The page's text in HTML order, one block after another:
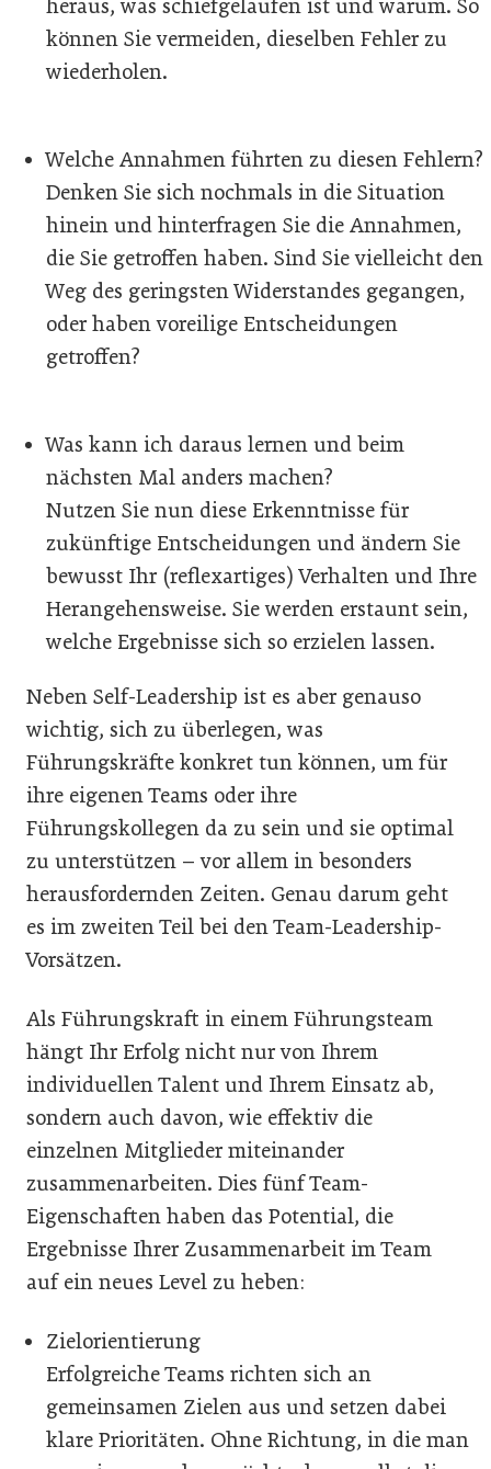
heraus, was schiefgelaufen ist und warum. So
können Sie vermeiden, dieselben Fehler zu
wiederholen.
Welche Annahmen führten zu diesen Fehlern?
Denken Sie sich nochmals in die Situation
hinein und hinterfragen Sie die Annahmen,
die Sie getroffen haben. Sind Sie vielleicht den
Weg des geringsten Widerstandes gegangen,
oder haben voreilige Entscheidungen
getroffen?
Was kann ich daraus lernen und beim
nächsten Mal anders machen?
Nutzen Sie nun diese Erkenntnisse für
zukünftige Entscheidungen und ändern Sie
bewusst Ihr (reflexartiges) Verhalten und Ihre
Herangehensweise. Sie werden erstaunt sein,
welche Ergebnisse sich so erzielen lassen.
Neben Self-Leadership ist es aber genauso
wichtig, sich zu überlegen, was
Führungskräfte konkret tun können, um für
ihre eigenen Teams oder ihre
Führungskollegen da zu sein und sie optimal
zu unterstützen – vor allem in besonders
herausfordernden Zeiten. Genau darum geht
es im zweiten Teil bei den Team-Leadership-
Vorsätzen.
Als Führungskraft in einem Führungsteam
hängt Ihr Erfolg nicht nur von Ihrem
individuellen Talent und Ihrem Einsatz ab,
sondern auch davon, wie effektiv die
einzelnen Mitglieder miteinander
zusammenarbeiten. Dies fünf Team-
Eigenschaften haben das Potential, die
Ergebnisse Ihrer Zusammenarbeit im Team
auf ein neues Level zu heben:
Zielorientierung
Erfolgreiche Teams richten sich an
gemeinsamen Zielen aus und setzen dabei
klare Prioritäten. Ohne Richtung, in die man